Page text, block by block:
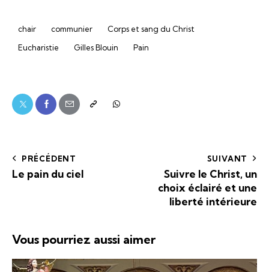
chair communier
Corps et sang du Christ
Eucharistie
Gilles Blouin Pain
PRÉCÉDENT
Le pain du ciel
SUIVANT
Suivre le Christ, un
choix éclairé et une
liberté intérieure
Vous pourriez aussi aimer